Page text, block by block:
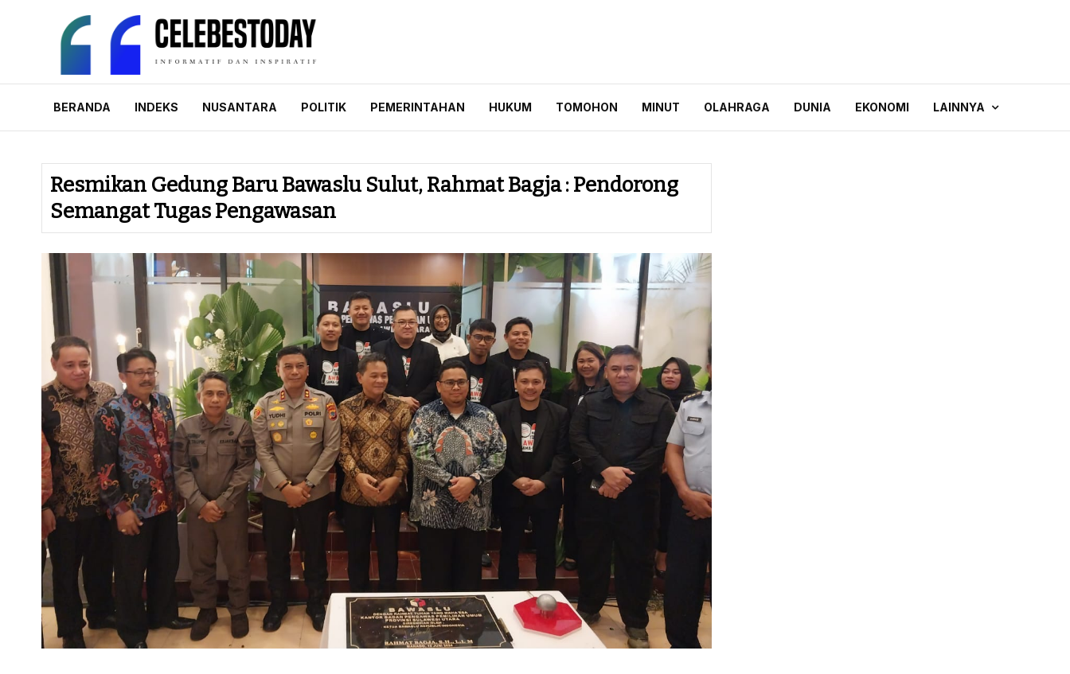
CELEBESTODAY.ID
BERANDA
INDEKS NUSANTARA POLITIK PEMERINTAHAN HUKUM TOMOHON MINUT OLAHRAGA DUNIA EKONOMI LAINNYA
Resmikan Gedung Baru Bawaslu Sulut, Rahmat Bagja : Pendorong
Semangat Tugas Pengawasan